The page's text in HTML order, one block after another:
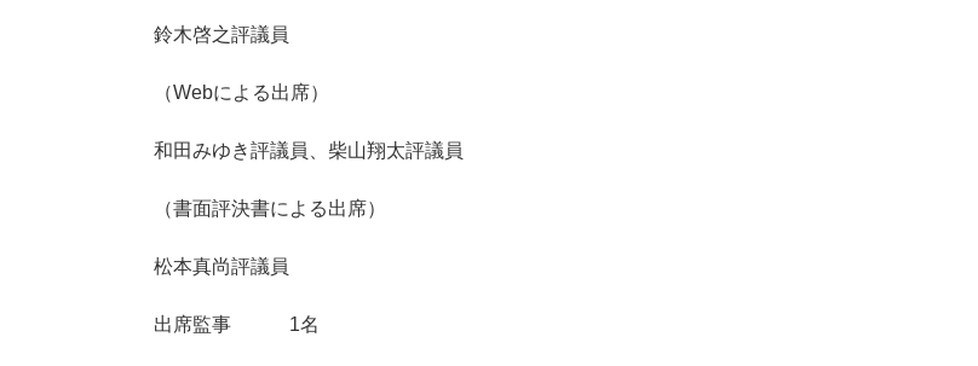
鈴木啓之評議員
（Webによる出席）
和田みゆき評議員、柴山翔太評議員
（書面評決書による出席）
松本真尚評議員
出席監事 1名